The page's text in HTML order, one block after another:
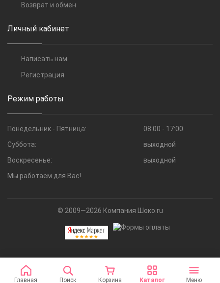
Возврат и обмен
Личный кабинет
Написать нам
Регистрация
Режим работы
Понедельник - Пятница:
08:00 - 17:00
Суббота:
выходной
Воскресенье:
выходной
Мы работаем для Вас!
© 2009—2026 Компания Шоко.ru
Главная Поиск Корзина Каталог Меню